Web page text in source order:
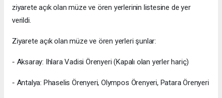
ziyarete açık olan müze ve ören yerlerinin listesine de yer
verildi.
Ziyarete açık olan müze ve ören yerleri şunlar:
- Aksaray: ⁠Ihlara Vadisi Örenyeri (Kapalı olan yerler hariç)
- Antalya: ⁠Phaselis Örenyeri, Olympos Örenyeri, Patara Örenyeri